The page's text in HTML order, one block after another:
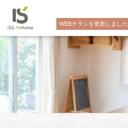
WEBチラシを更新しました